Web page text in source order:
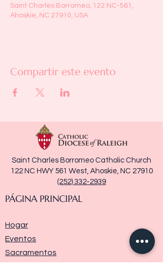
Saint Charles Borromeo, 122 NC-561,
Ahoskie, NC 27910, USA
Compartir este evento
Saint Charles Borromeo Catholic Church
122 NC HWY 561 West, Ahoskie, NC 27910
(252) 332-2939
PÁGINA PRINCIPAL
Hogar
Eventos
Sacramentos